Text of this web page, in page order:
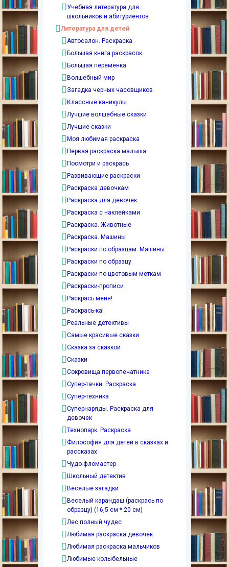
Учебная литература для
школьников и абитуриентов
Литература для детей
Автосалон. Раскраска
Большая книга раскрасок
Большая переменка
Волшебный мир
Загадка черных часовщиков
Классные каникулы
Лучшие волшебные сказки
Лучшие сказки
Моя любимая раскраска
Первая раскраска малыша
Посмотри и раскрась
Развивающие раскраски
Раскраска девочкам
Раскраска для девочек
Раскраска с наклейками
Раскраска. Животные
Раскраска. Машины
Раскраски по образцам. Машины
Раскраски по образцу
Раскраски по цветовым меткам
Раскраски-прописи
Раскрась меня!
Раскрась-ка!
Реальные детективы
Самые красивые сказки
Сказка за сказкой
Сказки
Сокровища первопечатника
Супер-тачки. Раскраска
Супер-техника
Супернаряды. Раскраска для
девочек
Технопарк. Раскраска
Философия для детей в сказках и
рассказах
Чудо-фломастер
Школьный детектив
Веселые загадки
Веселый карандаш (раскрась по
образцу) (16,5 см * 20 см)
Лес полный чудес
Любимая раскраска девочек
Любимая раскраска мальчиков
Любимые колыбельные